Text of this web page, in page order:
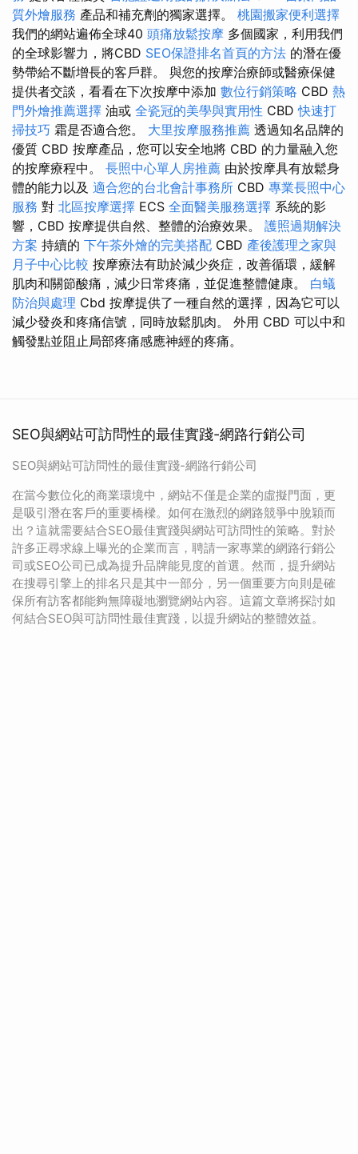
質外燴服務 產品和補充劑的獨家選擇。 桃園搬家便利選擇
我們的網站遍佈全球40 頭痛放鬆按摩 多個國家，利用我們
的全球影響力，將CBD SEO保證排名首頁的方法 的潛在優
勢帶給不斷增長的客戶群。 與您的按摩治療師或醫療保健
提供者交談，看看在下次按摩中添加 數位行銷策略 CBD 熱
門外燴推薦選擇 油或 全瓷冠的美學與實用性 CBD快速打
掃技巧 霜是否適合您。 大里按摩服務推薦 透過知名品牌的
優質 CBD 按摩產品，您可以安全地將 CBD 的力量融入您
的按摩療程中。 長照中心單人房推薦 由於按摩具有放鬆身
體的能力以及 適合您的台北會計事務所 CBD 專業長照中心
服務 對 北區按摩選擇 ECS 全面醫美服務選擇 系統的影
響，CBD 按摩提供自然、整體的治療效果。 護照過期解決
方案 持續的 下午茶外燴的完美搭配 CBD 產後護理之家與
月子中心比較 按摩療法有助於減少炎症，改善循環，緩解
肌肉和關節酸痛，減少日常疼痛，並促進整體健康。 白蟻
防治與處理 Cbd 按摩提供了一種自然的選擇，因為它可以
減少發炎和疼痛信號，同時放鬆肌肉。 外用 CBD 可以中和
觸發點並阻止局部疼痛感應神經的疼痛。
SEO與網站可訪問性的最佳實踐-網路行銷公司
SEO與網站可訪問性的最佳實踐-網路行銷公司
在當今數位化的商業環境中，網站不僅是企業的虛擬門面，更
是吸引潛在客戶的重要橋樑。如何在激烈的網路競爭中脫穎而
出？這就需要結合SEO最佳實踐與網站可訪問性的策略。對於
許多正尋求線上曝光的企業而言，聘請一家專業的網路行銷公
司或SEO公司已成為提升品牌能見度的首選。然而，提升網站
在搜尋引擎上的排名只是其中一部分，另一個重要方向則是確
保所有訪客都能夠無障礙地瀏覽網站內容。這篇文章將探討如
何結合SEO與可訪問性最佳實踐，以提升網站的整體效益。